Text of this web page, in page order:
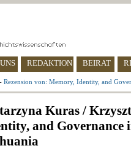
REDAKTION BEIRAT
- Rezension von: Memory, Identity, and
Kuras /
and